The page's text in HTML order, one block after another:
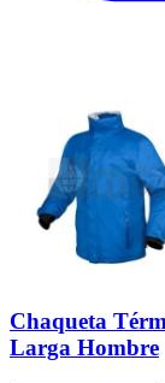
Chaqueta
Larga Hombre